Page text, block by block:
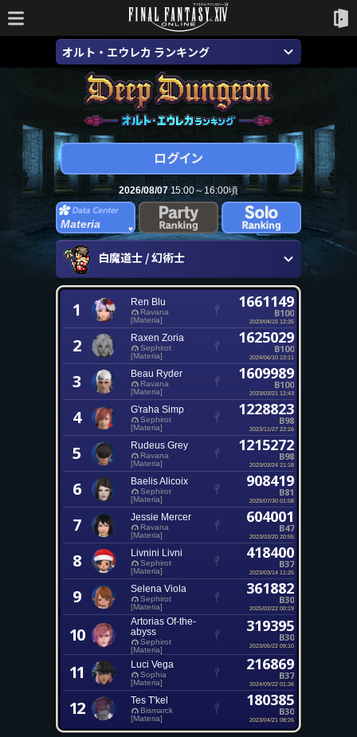
オルト・エウレカ ランキング
2026/08/0715:00～16:00頃
Materia
白魔道士 / 幻術士
1 Ren Blu
Ravana
[Materia]
1661149
B100
2023/04/15 12:35
2 Raxen Zoria
Sephirot
[Materia]
1625029
B100
2024/06/10 13:11
3 Beau Ryder
Ravana
[Materia]
1609989
B100
2023/03/21 12:43
4 G'raha Simp
Sephirot
[Materia]
1228823
B98
2023/11/27 22:16
5 Rudeus Grey
Ravana
[Materia]
1215272
B98
2023/03/24 21:18
6 Baelis Alicoix
Sephirot
[Materia]
908419
B81
2025/07/30 01:58
7 Jessie Mercer
Ravana
[Materia]
604001
B47
2023/03/20 20:55
8 Livnini Livni
Sephirot
[Materia]
418400
B37
2023/03/14 11:25
9 Selena Viola
Sephirot
[Materia]
361882
B30
2025/02/22 00:19
10
Artorias Of-the-
abyss
Sephirot
[Materia]
319395
B30
2023/05/22 09:10
11 Luci Vega
Sophia
[Materia]
216869
B37
2024/09/22 01:36
12 Tes T'kel
Bismarck
[Materia]
180385
B30
2023/04/21 08:26